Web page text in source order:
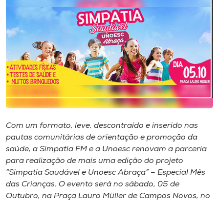
CPA
Biblioteca
Editora
Rádio
Museu
Unoesc
Store
Com um formato, leve, descontraído e inserido nas
pautas comunitárias de orientação e promoção da
saúde, a Simpatia FM e a Unoesc renovam a parceria
para realização de mais uma edição do projeto
“Simpatia Saudável e Unoesc Abraça” – Especial Mês
das Crianças. O evento será no sábado, 05 de
Outubro, na Praça Lauro Müller de Campos Novos, no